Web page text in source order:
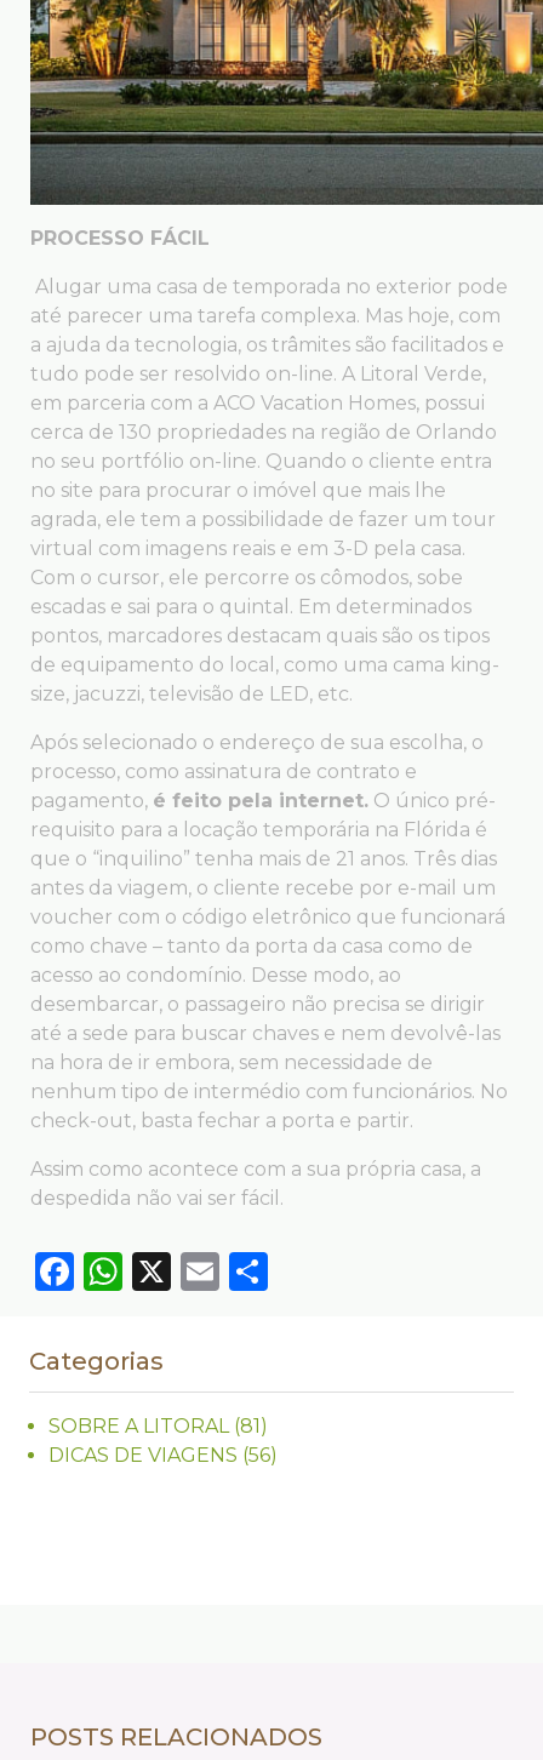
PROCESSO FÁCIL
Alugar uma casa de temporada no exterior pode
até parecer uma tarefa complexa. Mas hoje, com
a ajuda da tecnologia, os trâmites são facilitados e
tudo pode ser resolvido on-line. A Litoral Verde,
em parceria com a ACO Vacation Homes, possui
cerca de 130 propriedades na região de Orlando
no seu portfólio on-line. Quando o cliente entra
no site para procurar o imóvel que mais lhe
agrada, ele tem a possibilidade de fazer um tour
virtual com imagens reais e em 3-D pela casa.
Com o cursor, ele percorre os cômodos, sobe
escadas e sai para o quintal. Em determinados
pontos, marcadores destacam quais são os tipos
de equipamento do local, como uma cama king-
size, jacuzzi, televisão de LED, etc.
Após selecionado o endereço de sua escolha, o
processo, como assinatura de contrato e
pagamento, é feito pela internet. O único pré-
requisito para a locação temporária na Flórida é
que o “inquilino” tenha mais de 21 anos. Três dias
antes da viagem, o cliente recebe por e-mail um
voucher com o código eletrônico que funcionará
como chave – tanto da porta da casa como de
acesso ao condomínio. Desse modo, ao
desembarcar, o passageiro não precisa se dirigir
até a sede para buscar chaves e nem devolvê-las
na hora de ir embora, sem necessidade de
nenhum tipo de intermédio com funcionários. No
check-out, basta fechar a porta e partir.
Assim como acontece com a sua própria casa, a
despedida não vai ser fácil.
Facebook
WhatsApp
X Email
Categorias
SOBRE A LITORAL(81)
DICAS DE VIAGENS (56)
POSTS RELACIONADOS